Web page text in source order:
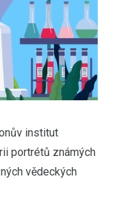
institut
portrétů známých
vědeckých